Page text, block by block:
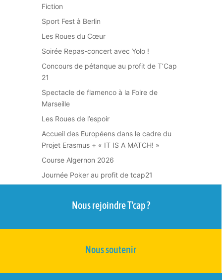
Fiction
Sport Fest à Berlin
Les Roues du Cœur
Soirée Repas-concert avec Yolo !
Concours de pétanque au profit de T’Cap
21
Spectacle de flamenco à la Foire de
Marseille
Les Roues de l’espoir
Accueil des Européens dans le cadre du
Projet Erasmus + « IT IS A MATCH! »
Course Algernon 2026
Journée Poker au profit de tcap21
Nous rejoindre T'cap ?
Nous soutenir